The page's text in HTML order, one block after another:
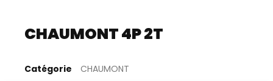
CHAUMONT 4P 2T
Catégorie CHAUMONT